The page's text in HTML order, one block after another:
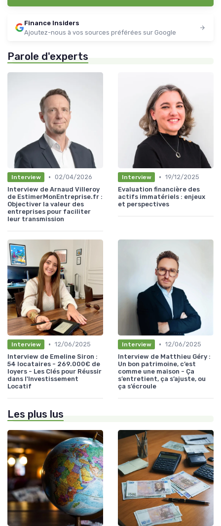
Finance Insiders
Ajoutez-nous à vos sources préférées sur Google
Parole d'experts
Interview • 02/04/2026
Interview de Arnaud Villeroy
de EstimerMonEntreprise.fr :
Objectiver la valeur des
entreprises pour faciliter
leur transmission
Interview • 19/12/2025
Evaluation financière des
actifs immatériels : enjeux
et perspectives
Interview • 12/06/2025
Interview de Emeline Siron :
54 locataires - 269.000€ de
loyers - Les Clés pour Réussir
dans l'Investissement
Locatif
Interview • 12/06/2025
Interview de Matthieu Géry :
Un bon patrimoine, c’est
comme une maison - Ça
s’entretient, ça s’ajuste, ou
ça s’écroule
Les plus lus